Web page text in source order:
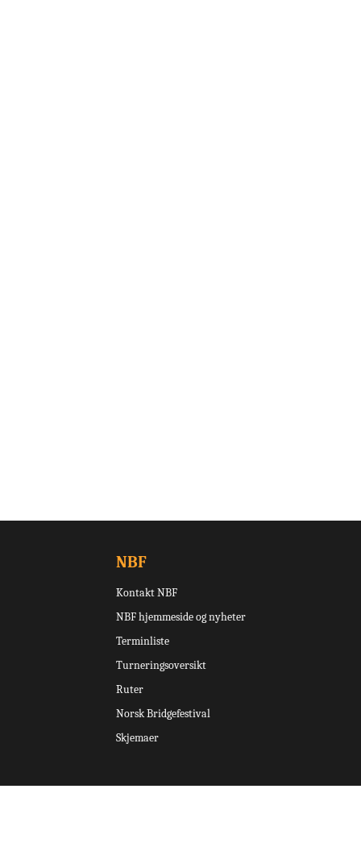
NBF
Kontakt NBF
NBF hjemmeside og nyheter
Terminliste
Turneringsoversikt
Ruter
Norsk Bridgefestival
Skjemaer